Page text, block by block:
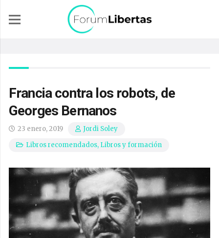
Francia contra los robots, de
Georges Bernanos
23 enero, 2019
Jordi Soley
Libros recomendados, Libros y formación